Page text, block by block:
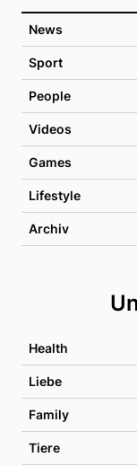
News
Sport
People
Videos
Games
Lifestyle
Archiv
Health
Liebe
Family
Tiere